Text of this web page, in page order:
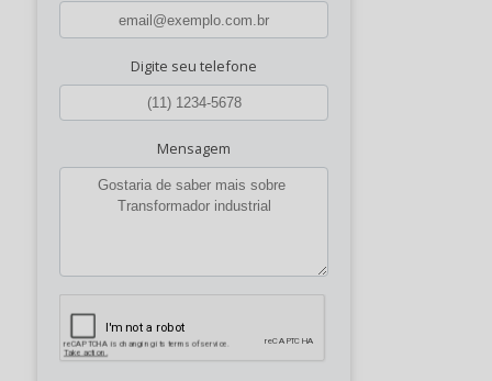
Digite seu telefone
Mensagem